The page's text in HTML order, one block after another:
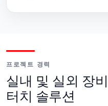
프로젝트 경력
실내 및 실외 장
터치 솔루션